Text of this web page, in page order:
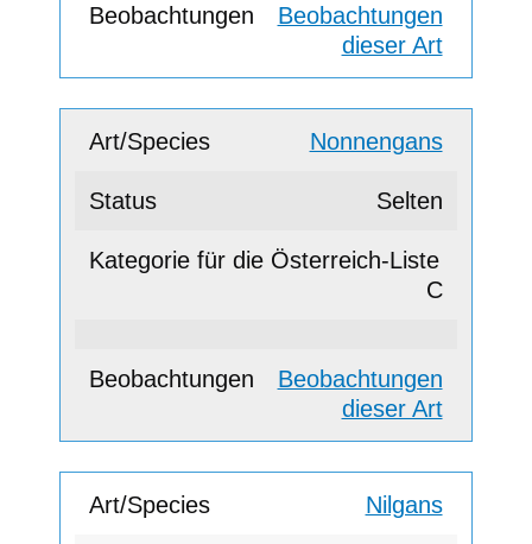
Beobachtungen
dieser Art
Nonnengans
Selten
C
Beobachtungen
dieser Art
Nilgans